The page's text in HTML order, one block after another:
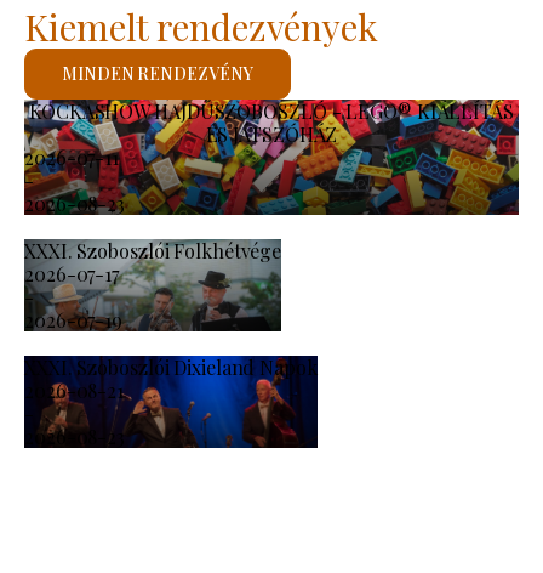
KOCKASHOW HAJDÚSZOBOSZLÓ - LEGO® KIÁLLÍTÁS
ÉS JÁTSZÓHÁZ
2026-07-11
-
2026-08-23
XXXI. Szoboszlói Folkhétvége
2026-07-17
-
2026-07-19
XXXI. Szoboszlói Dixieland Napok
2026-08-21
-
2026-08-23
Kiemelt rendezvények
MINDEN RENDEZVÉNY